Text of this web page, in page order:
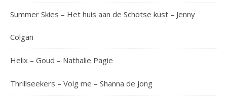
Summer Skies – Het huis aan de Schotse kust – Jenny
Colgan
Helix – Goud – Nathalie Pagie
Thrillseekers – Volg me – Shanna de Jong